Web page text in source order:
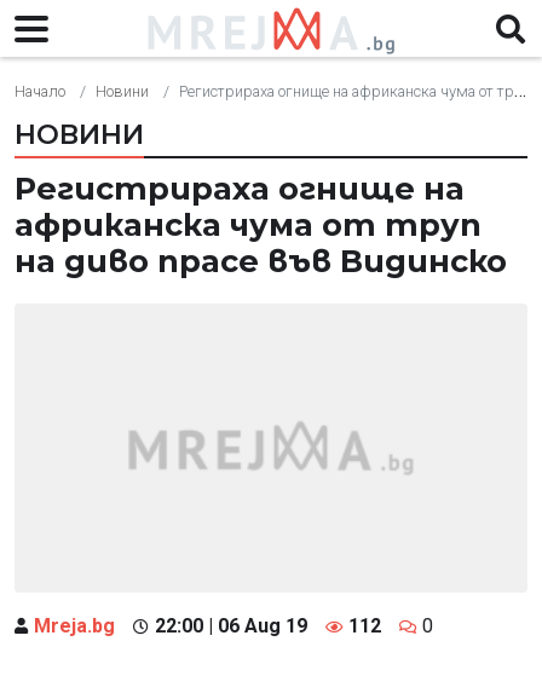
Начало Новини Регистрираха огнище на африканска чума от труп на диво прасе във Видинско
НОВИНИ
Регистрираха огнище на
африканска чума от труп
на диво прасе във Видинско
Mreja.bg 22:00 | 06 Aug 19 112 0